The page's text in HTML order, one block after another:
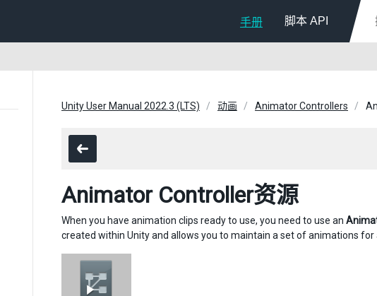
手册 脚本 API
Unity User Manual 2022.3 (LTS) 动画 Animator Controllers
Animator Controller资源
When you have animation clips ready to use, you need to use an
created within Unity and allows you to maintain a set of animations for